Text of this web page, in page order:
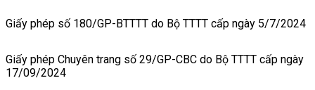
Giấy phép số 180/GP-BTTTT do Bộ TTTT cấp ngày 5/7/2024
Giấy phép Chuyên trang số 29/GP-CBC do Bộ TTTT cấp ngày
17/09/2024